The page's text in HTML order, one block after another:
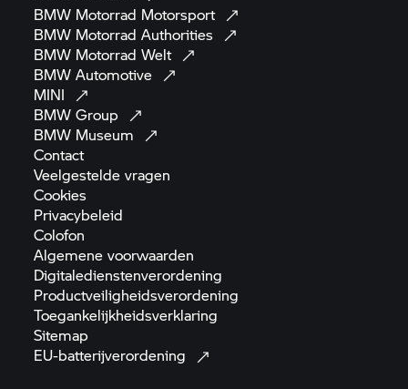
BMW Motorrad Motorsport
BMW Motorrad Authorities
BMW Motorrad Welt
BMWAutomotive
MINI
BMWGroup
BMW Museum
Contact
Veelgesteldevragen
Cookies
Privacybeleid
Colofon
Algemenevoorwaarden
Digitaledienstenverordening
Productveiligheidsverordening
Toegankelijkheidsverklaring
Sitemap
EU-batterijverordening